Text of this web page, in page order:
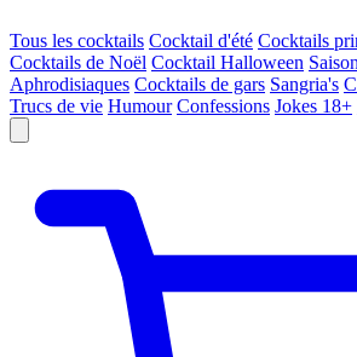
Tous les cocktails Cocktail d'été Cocktails
Cocktails de Noël Cocktail Halloween
Aphrodisiaques Cocktails de gars Sangria's
Trucs de vie Humour Confessions Jokes 18+